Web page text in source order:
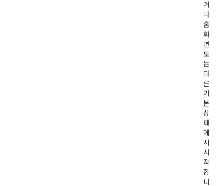
거
나
홈
화
면
또
는
다
른
기
본
상
태
에
서
시
작
합
니